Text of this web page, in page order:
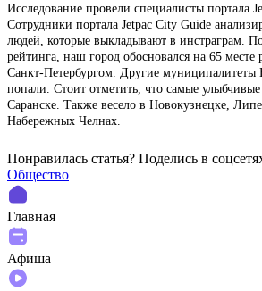
Исследование провели специалисты портала
Сотрудники портала Jetpac City Guide
людей, которые выкладывают в инстраграм.
рейтинга, наш город обосновался на 65
Санкт-Петербургом. Другие
попали. Стоит отметить, что самые
Саранске. Также весело в Новокузнецке,
Набережных Челнах.
Понравилась статья? Поделиcь в
Общество
Главная
Афиша